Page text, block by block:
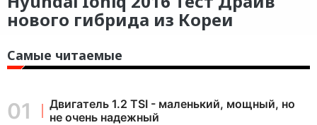
нового гибрида из Кореи
Самые читаемые
Двигатель 1.2 TSI - маленький, мощный, но
не очень надежный